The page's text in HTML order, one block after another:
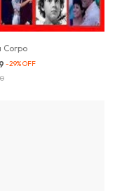
Corpo
-29%OFF